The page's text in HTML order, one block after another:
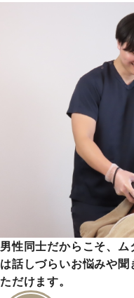
男性同士だからこそ、
は話しづらいお悩みや
ただけます。